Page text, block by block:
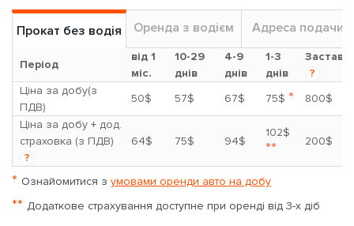
Прокат без водія Оренда з водієм Адреса подачи
Період
від 1
міс.
10-29
днів
4-9
днів
1-3
днів
Застава
?
Ціна за добу(з
ПДВ)
50$ 57$ 67$ 75$ *
800$
Ціна за добу + дод.
страховка (з ПДВ)
?
64$ 75$ 94$
102$
** 200$
* Ознайомитися з умовами оренди авто на добу
** Додаткове страхування доступне при оренді від 3-х діб